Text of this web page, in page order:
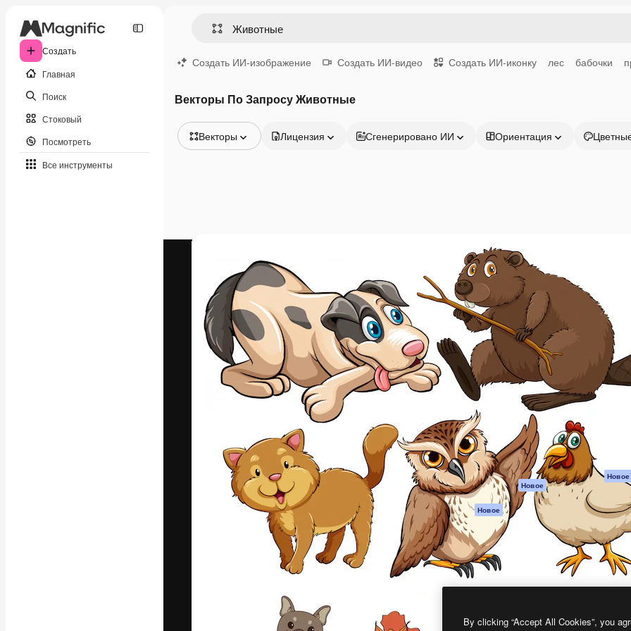
Создать
Главная
Поиск
Стоковый
Посмотреть
Все инструменты
Создать ИИ-изображение Создать ИИ-видео Создать ИИ-иконку лес бабочки
Векторы По Запросу Животные
Векторы
Видео
Видеошаблоны
3D-модели
Шрифты
Лицензия Сгенерировано ИИ Ориентация
Креативная платформа для создания
ваших лучших работ. Более 1 миллиона
подписчиков среди креаторов,
предприятий, агентств и студий.
Pусский
Продукция
Spaces
ИИ-помощник
Генератор
изображений ИИ
Генератор видео
Генератор голоса
на основе ИИ
Стоковый контент
MCP для
Claude/ChatGPT
Новое
Агенты Новое
API
Мобильное
приложение
Все инструменты
Magnific
Academy
Документация по
Пакету ИИ
Служба
поддержки
Условия и
положения
Политика
Оригиналы Новое
Политика
Центр доверия
Партнеры
Предприятие
By clicking “Accept All Cookies”, you